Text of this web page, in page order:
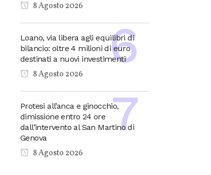
8 Agosto 2026
Loano, via libera agli equilibri di
bilancio: oltre 4 milioni di euro
destinati a nuovi investimenti
8 Agosto 2026
Protesi all’anca e ginocchio,
dimissione entro 24 ore
dall’intervento al San Martino di
Genova
8 Agosto 2026